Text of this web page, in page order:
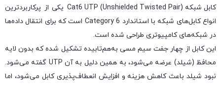
کابل شبکه Cat6 UTP (Unshielded Twisted Pair)
یکی از پرکاربردترین
انواع کابل‌های شبکه با استاندارد Category 6 است که برای انتقال داده‌ها
در شبکه‌های کامپیوتری طراحی شده است.
این کابل از چهار جفت سیم مسی به‌هم‌تابیده تشکیل شده که بدون لایه
محافظ (شیلد) عرضه می‌شود، به همین دلیل به آن UTP گفته می‌شود.
نبود شیلد باعث کاهش هزینه و افزایش انعطاف‌پذیری کابل می‌شود، اما